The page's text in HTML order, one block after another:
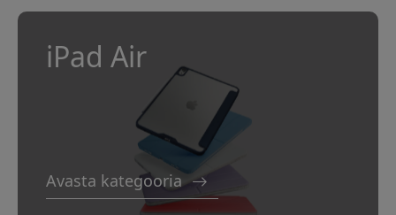
iPad Air
Avasta kategooria